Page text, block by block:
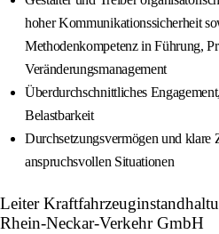
hoher Kommunikationssicherheit
Methodenkompetenz in Führung,
Veränderungsmanagement
Überdurchschnittliches
Belastbarkeit
Durchsetzungsvermögen und klare
anspruchsvollen Situationen
Leiter
Rhein-Neckar-Verkehr GmbH